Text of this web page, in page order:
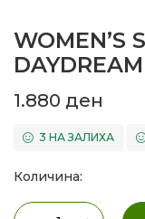
WOMEN’S
1.880 ден
3 НА ЗАЛИХА
Количина: